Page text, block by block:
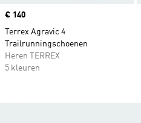
Price
€ 140
Terrex Agravic 4
Trailrunningschoenen
Heren TERREX
5 kleuren